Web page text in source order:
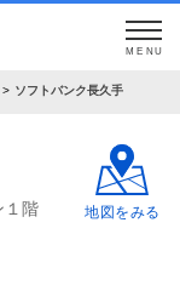
MENU
ソフトバンク長久手
１階 地図をみる